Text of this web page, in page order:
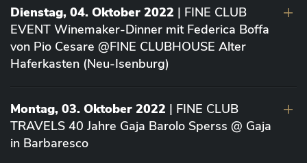
Dienstag, 04. Oktober 2022 | FINE CLUB
EVENT Winemaker-Dinner mit Federica Boffa
von Pio Cesare @FINE CLUBHOUSE Alter
Haferkasten (Neu-Isenburg)
Montag, 03. Oktober 2022 | FINE CLUB
TRAVELS 40 Jahre Gaja Barolo Sperss @ Gaja
in Barbaresco